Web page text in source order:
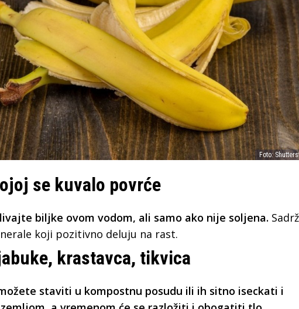
Foto:
se kuvalo povrće
biljke ovom vodom, ali samo ako nije soljena.
koji pozitivno deluju na rast.
krastavca, tikvica
staviti u kompostnu posudu ili ih sitno iseckati i